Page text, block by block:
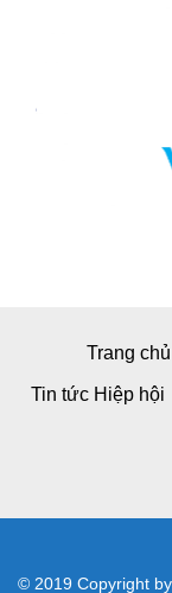
Trang chủ
Tin tức Hiệp hội
© 2019 Copyright